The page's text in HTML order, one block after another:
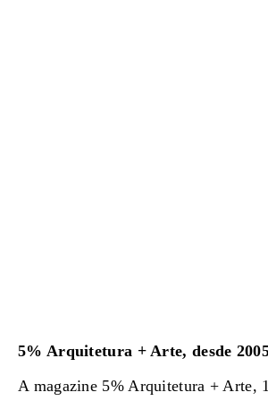
5% Arquitetura + Arte, desde
A magazine 5% Arquitetura + Arte,